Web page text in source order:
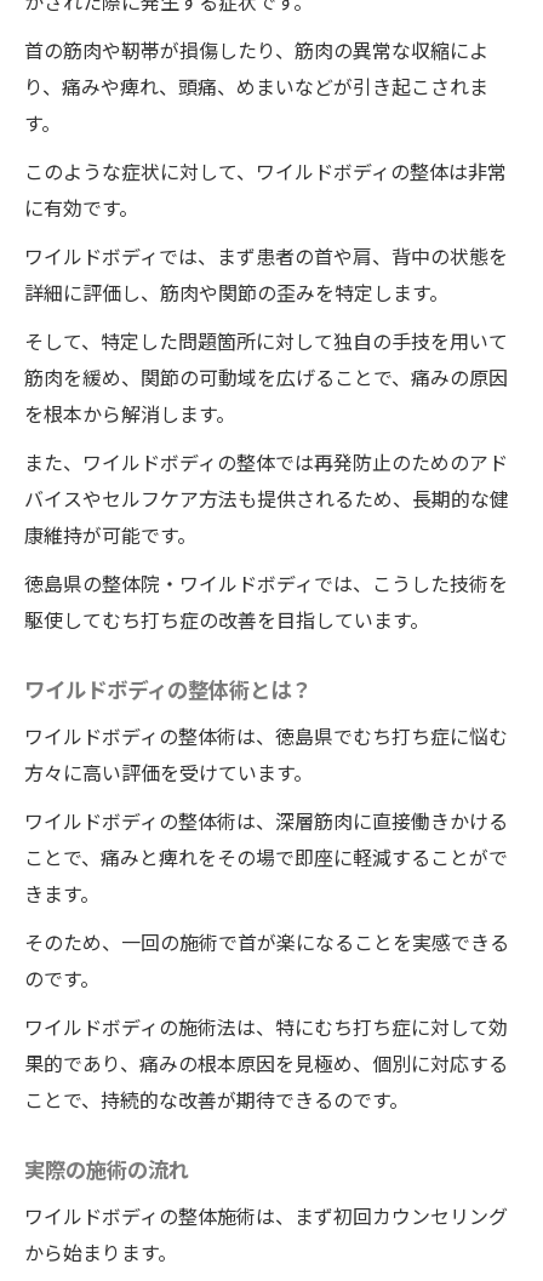
初診時のカウンセリングと診断
個別施術プランの作成
施術の実施と注意点
再発防止のためのアドバイス
実際の利用者のケーススタディ
徳島県の整体院・ワイルドボディで痛みと痺れ
が消える瞬間を体験する
整体院選びのポイント
予約から施術までの流れ
施術中に感じること
施術直後の変化を実感
他の利用者の体験談
整体院・ワイルドボディへのアクセスと所
在地
首が楽になる！むち打ち症をワイルドボディの
首の構造と痛みの関係
むち打ち症特有の症状とその対策
ワイルドボディの整体が首に与える影響
施術後の首の状態
日常生活で気をつけたいポイント
ワイルドボディの整体術でむち打ち症の辛い症
状を一回で緩和する方法
むち打ち症の一般的な症状
ワイルドボディの整体術の特長とその効果
一回の施術で緩和できる理由
患者の成功事例
ワイルドボディの整体術を続けることの重
要性
首の筋肉や靭帯が損傷したり、筋肉の異常な収縮によ
り、痛みや痺れ、頭痛、めまいなどが引き起こされま
す。
このような症状に対して、ワイルドボディの整体は非常
に有効です。
ワイルドボディでは、まず患者の首や肩、背中の状態を
詳細に評価し、筋肉や関節の歪みを特定します。
そして、特定した問題箇所に対して独自の手技を用いて
筋肉を緩め、関節の可動域を広げることで、痛みの原因
を根本から解消します。
また、ワイルドボディの整体では再発防止のためのアド
バイスやセルフケア方法も提供されるため、長期的な健
康維持が可能です。
徳島県の整体院・ワイルドボディでは、こうした技術を
駆使してむち打ち症の改善を目指しています。
ワイルドボディの整体術とは？
ワイルドボディの整体術は、徳島県でむち打ち症に悩む
方々に高い評価を受けています。
ワイルドボディの整体術は、深層筋肉に直接働きかける
ことで、痛みと痺れをその場で即座に軽減することがで
きます。
そのため、一回の施術で首が楽になることを実感できる
のです。
ワイルドボディの施術法は、特にむち打ち症に対して効
果的であり、痛みの根本原因を見極め、個別に対応する
ことで、持続的な改善が期待できるのです。
実際の施術の流れ
ワイルドボディの整体施術は、まず初回カウンセリング
から始まります。